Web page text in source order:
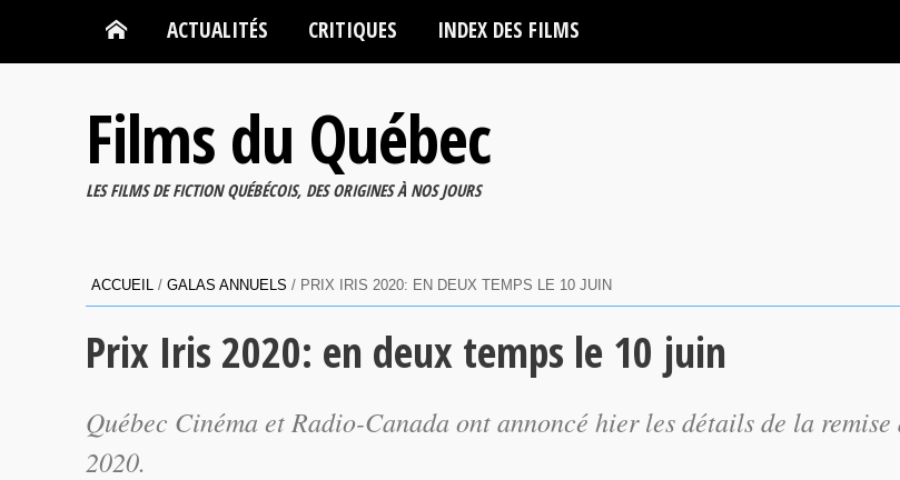
ACTUALITÉS CRITIQUES INDEX DES FILMS
Films du Québec
LES FILMS DE FICTION QUÉBÉCOIS, DES ORIGINES À NOS JOURS
ACCUEIL / GALAS ANNUELS / PRIX IRIS 2020: EN DEUX TEMPS LE 10 JUIN
Prix Iris 2020: en deux temps le 10 juin
Québec Cinéma et Radio-Canada ont annoncé hier les détails de la
2020.